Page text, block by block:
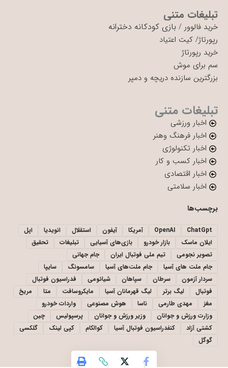
تبلیغات متنی
خرید فالوور / بازی کودکانه دخترانه
رپورتاژ/ کیت اعتیاد
خرید رپورتاژ
سم برای موش
بزرگترین سازنده دریچه و دمپر
تبلیغات متنی
اخبار ورزشی
اخبار فرهنگ وهنر
اخبار تکنولوژی
اخبار کسب و کار
اخبار اقتصادی
اخبار سلامتی
برچسب‌ها
ChatGpt
OpenAI آمریکا آیفون استقلال انویدیا
اپل
ایلان ماسک
بازار خودرو بازی‌های آسیایی تبلیغات
تحقیق
تصویر نجومی
تیم ملی فوتبال ایران
جام جهانی
جام ملت های آسیا
جام ملت‌های آسیا سامسونگ
سایپا
سردار آزمون
سرطان سپاهان شیائومی
فدراسیون فوتبال
فوتبال
لیگ برتر لیگ قهرمانان آسیا مایکروسافت متا
مریخ
مغز
مهدی طارمی ناسا هوش مصنوعی
واردات خودرو
وزارت ورزش و جوانان
وزیر ورزش و جوانان پرسپولیس
چین
کشتی آزاد
کنفدراسیون فوتبال آسیا کوالکام کپی لینک
گلکسی
گوگل